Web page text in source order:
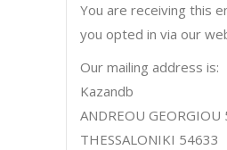
You are receiving this
you opted in via our
Our mailing address is:
Kazandb
ANDREOU GEORGIOU
THESSALONIKI 54633